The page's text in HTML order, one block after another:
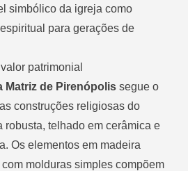
simbólico da igreja como
para gerações de
patrimonial
Matriz de Pirenópolis segue o
construções religiosas do
robusta, telhado em cerâmica e
Os elementos em madeira
molduras simples compõem